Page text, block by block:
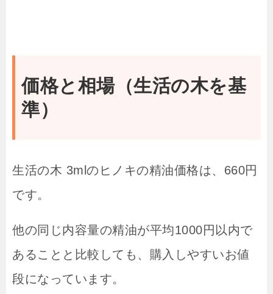
価格と相場（生活の木を基
準）
生活の木 3mlのヒノキの精油価格は、660円
です。
他の同じ内容量の精油が平均1000円以内で
あることと比較しても、購入しやすいお値
段になっています。